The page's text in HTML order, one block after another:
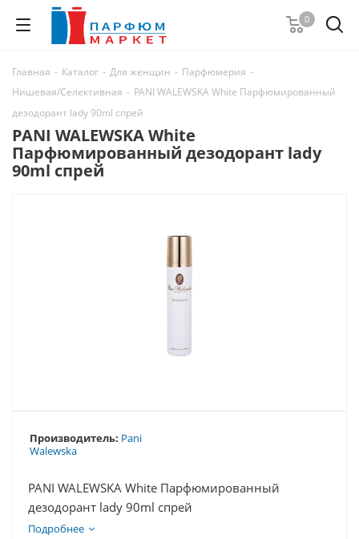
0
Главная - Каталог - Для женщин - Парфюмерия -
Нишевая/Селективная - PANI WALEWSKA White Парфюмированный
дезодорант lady 90ml спрей
PANI WALEWSKA White
Парфюмированный дезодорант lady
90ml спрей
Производитель: Pani
Walewska
PANI WALEWSKA White Парфюмированный
дезодорант lady 90ml спрей
Подробнее